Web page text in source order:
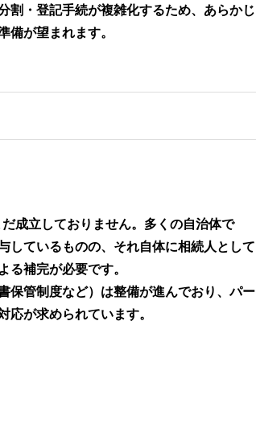
・登記手続が複雑化するため、あらかじ
が望まれます。
成立しておりません。多くの自治体で
しているものの、それ自体に相続人として
補完が必要です。
管制度など）は整備が進んでおり、パー
応が求められています。